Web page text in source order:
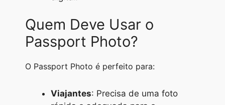
Quem Deve Usar o
Passport Photo?
O Passport Photo é perfeito para:
Viajantes: Precisa de uma foto